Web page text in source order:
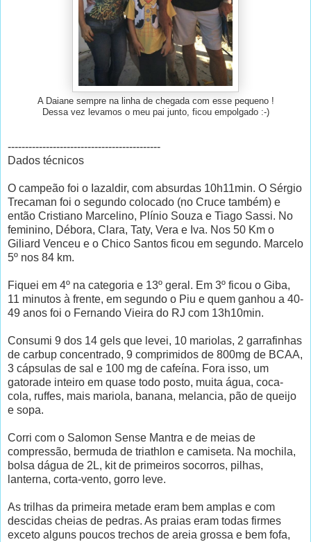
A Daiane sempre na linha de chegada com esse pequeno !
Dessa vez levamos o meu pai junto, ficou empolgado :-)
--------------------------------------------
Dados técnicos
O campeão foi o Iazaldir, com absurdas 10h11min. O Sérgio
Trecaman foi o segundo colocado (no Cruce também) e
então Cristiano Marcelino, Plínio Souza e Tiago Sassi. No
feminino, Débora, Clara, Taty, Vera e Iva. Nos 50 Km o
Giliard Venceu e o Chico Santos ficou em segundo. Marcelo
5º nos 84 km.
Fiquei em 4º na categoria e 13º geral. Em 3º ficou o Giba,
11 minutos à frente, em segundo o Piu e quem ganhou a 40-
49 anos foi o Fernando Vieira do RJ com 13h10min.
Consumi 9 dos 14 gels que levei, 10 mariolas, 2 garrafinhas
de carbup concentrado, 9 comprimidos de 800mg de BCAA,
3 cápsulas de sal e 100 mg de cafeína. Fora isso, um
gatorade inteiro em quase todo posto, muita água, coca-
cola, ruffes, mais mariola, banana, melancia, pão de queijo
e sopa.
Corri com o Salomon Sense Mantra e de meias de
compressão, bermuda de triathlon e camiseta. Na mochila,
bolsa dágua de 2L, kit de primeiros socorros, pilhas,
lanterna, corta-vento, gorro leve.
As trilhas da primeira metade eram bem amplas e com
descidas cheias de pedras. As praias eram todas firmes
exceto alguns poucos trechos de areia grossa e bem fofa,